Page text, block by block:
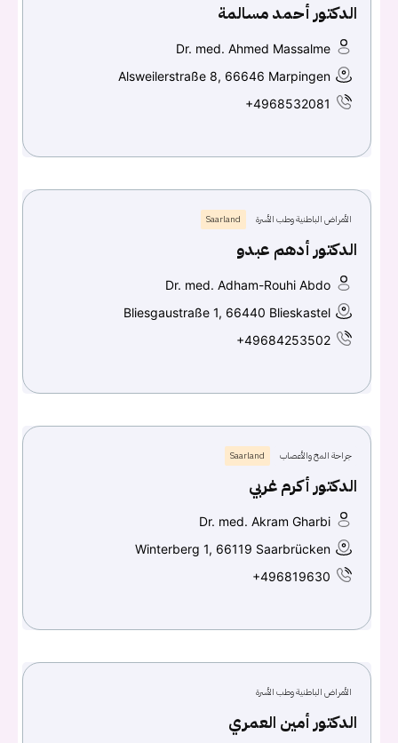
الدكتور أحمد مسالمة
Dr. med. Ahmed Massalme
Alsweilerstraße 8, 66646 Marpingen
+4968532081
الأمراض الباطنية وطب الأسرة Saarland
الدكتور أدهم عبدو
Dr. med. Adham-Rouhi Abdo
Bliesgaustraße 1, 66440 Blieskastel
+49684253502
جراحة المخ والأعصاب Saarland
الدكتور أكرم غربي
Dr. med. Akram Gharbi
Winterberg 1, 66119 Saarbrücken
+496819630
الأمراض الباطنية وطب الأسرة
الدكتور أمين العمري